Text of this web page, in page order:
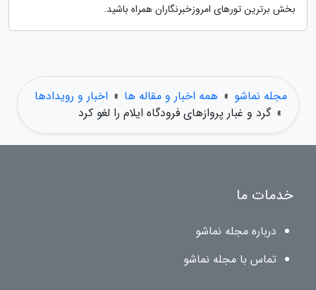
بخش برترین تورهای امروزخبرنگاران همراه باشید.
مجله نماشو » همه اخبار و مقاله ها » اخبار و رویدادها
» گرد و غبار پروازهای فرودگاه ایلام را لغو کرد
خدمات ما
درباره مجله نماشو
تماس با مجله نماشو